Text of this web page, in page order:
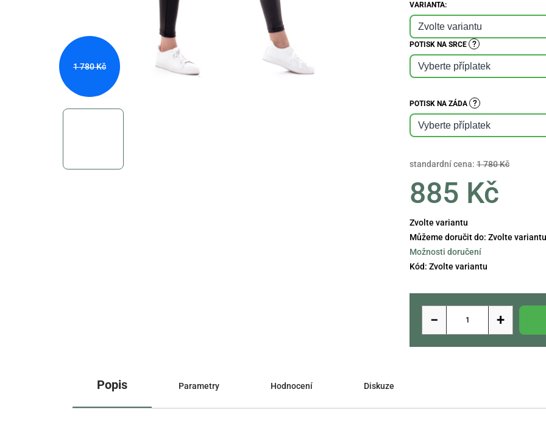
VARIANTA:
POTISK NA SRCE ?
POTISK NA ZÁDA ?
standardní cena: 1 780 Kč
885 Kč
Měrná
cena:
Zvolte variantu
Můžeme doručit do: Zvolte variantu
Možnosti doručení
Kód: Zvolte variantu
+
−
1 780 Kč
Popis Parametry Hodnocení Diskuze